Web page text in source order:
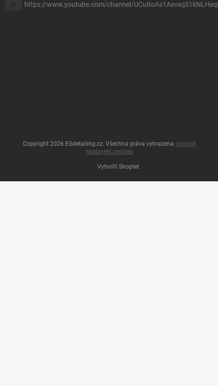
https://www.youtube.com/channel/
Vytvořil Shoptet
Copyright 2026 EGdetailing.cz. Všechna práva vyhrazena. Upravit
nastavení cookies